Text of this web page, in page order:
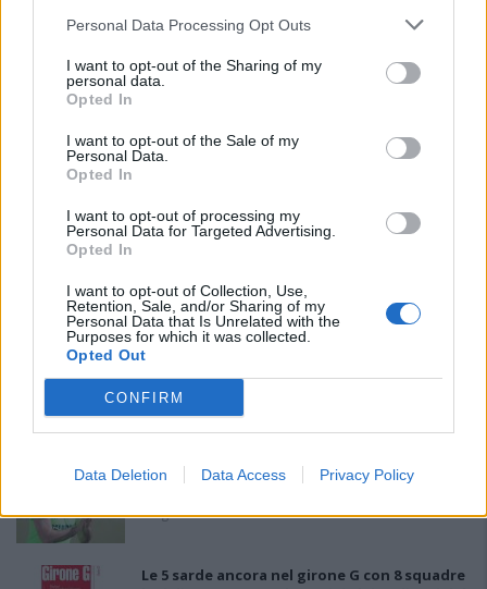
Personal Data Processing Opt Outs
I want to opt-out of the Sharing of my
personal data.
Opted In
I want to opt-out of the Sale of my
Personal Data.
Opted In
I want to opt-out of processing my
Personal Data for Targeted Advertising.
Opted In
I want to opt-out of Collection, Use,
Retention, Sale, and/or Sharing of my
Personal Data that Is Unrelated with the
Purposes for which it was collected.
Opted Out
CONFIRM
Data Deletion Data Access Privacy Policy
PIÙ LETTI OGGI
Il Buddusò in mani sicure con Mario Fadda, il
5 Ago 2026
Le 5 sarde ancora nel girone G con 8 squadre